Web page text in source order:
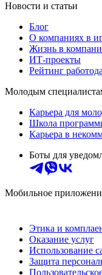
Новости и статьи
Блог
О компаниях в
Жизнь в
ИТ-проекты
Рейтинг
Молодым
Карьера для
Школа
Карьера в
Боты для
Мобильное
Этика и
Оказание услуг
Использование
Защита